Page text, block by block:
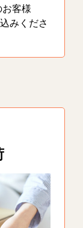
客様
みくださ